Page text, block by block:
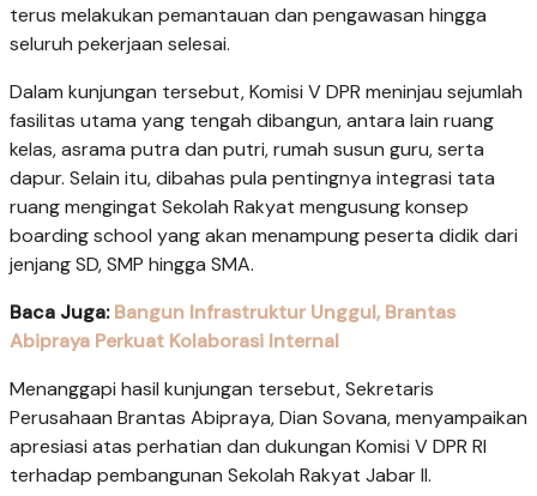
terus melakukan pemantauan dan pengawasan hingga
seluruh pekerjaan selesai.
Dalam kunjungan tersebut, Komisi V DPR meninjau sejumlah
fasilitas utama yang tengah dibangun, antara lain ruang
kelas, asrama putra dan putri, rumah susun guru, serta
dapur. Selain itu, dibahas pula pentingnya integrasi tata
ruang mengingat Sekolah Rakyat mengusung konsep
boarding school yang akan menampung peserta didik dari
jenjang SD, SMP hingga SMA.
Baca Juga:Bangun Infrastruktur Unggul, Brantas
Abipraya Perkuat Kolaborasi Internal
Menanggapi hasil kunjungan tersebut, Sekretaris
Perusahaan Brantas Abipraya, Dian Sovana, menyampaikan
apresiasi atas perhatian dan dukungan Komisi V DPR RI
terhadap pembangunan Sekolah Rakyat Jabar II.